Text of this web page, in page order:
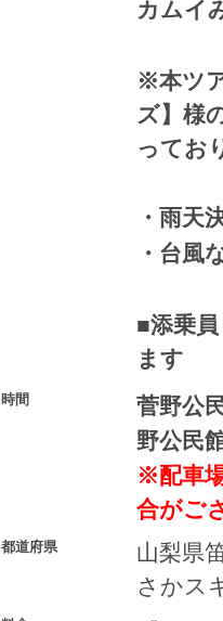
カムイ
※本ツ
ズ】様
ってお
・雨天
・台風
■添乗
ます
時間 菅野公
野公民
※配車
合がご
都道府県
山梨県
さかス